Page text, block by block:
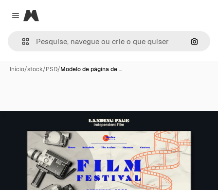
Close menu
Magnific
Início/stock/PSD/Modelo de página de …